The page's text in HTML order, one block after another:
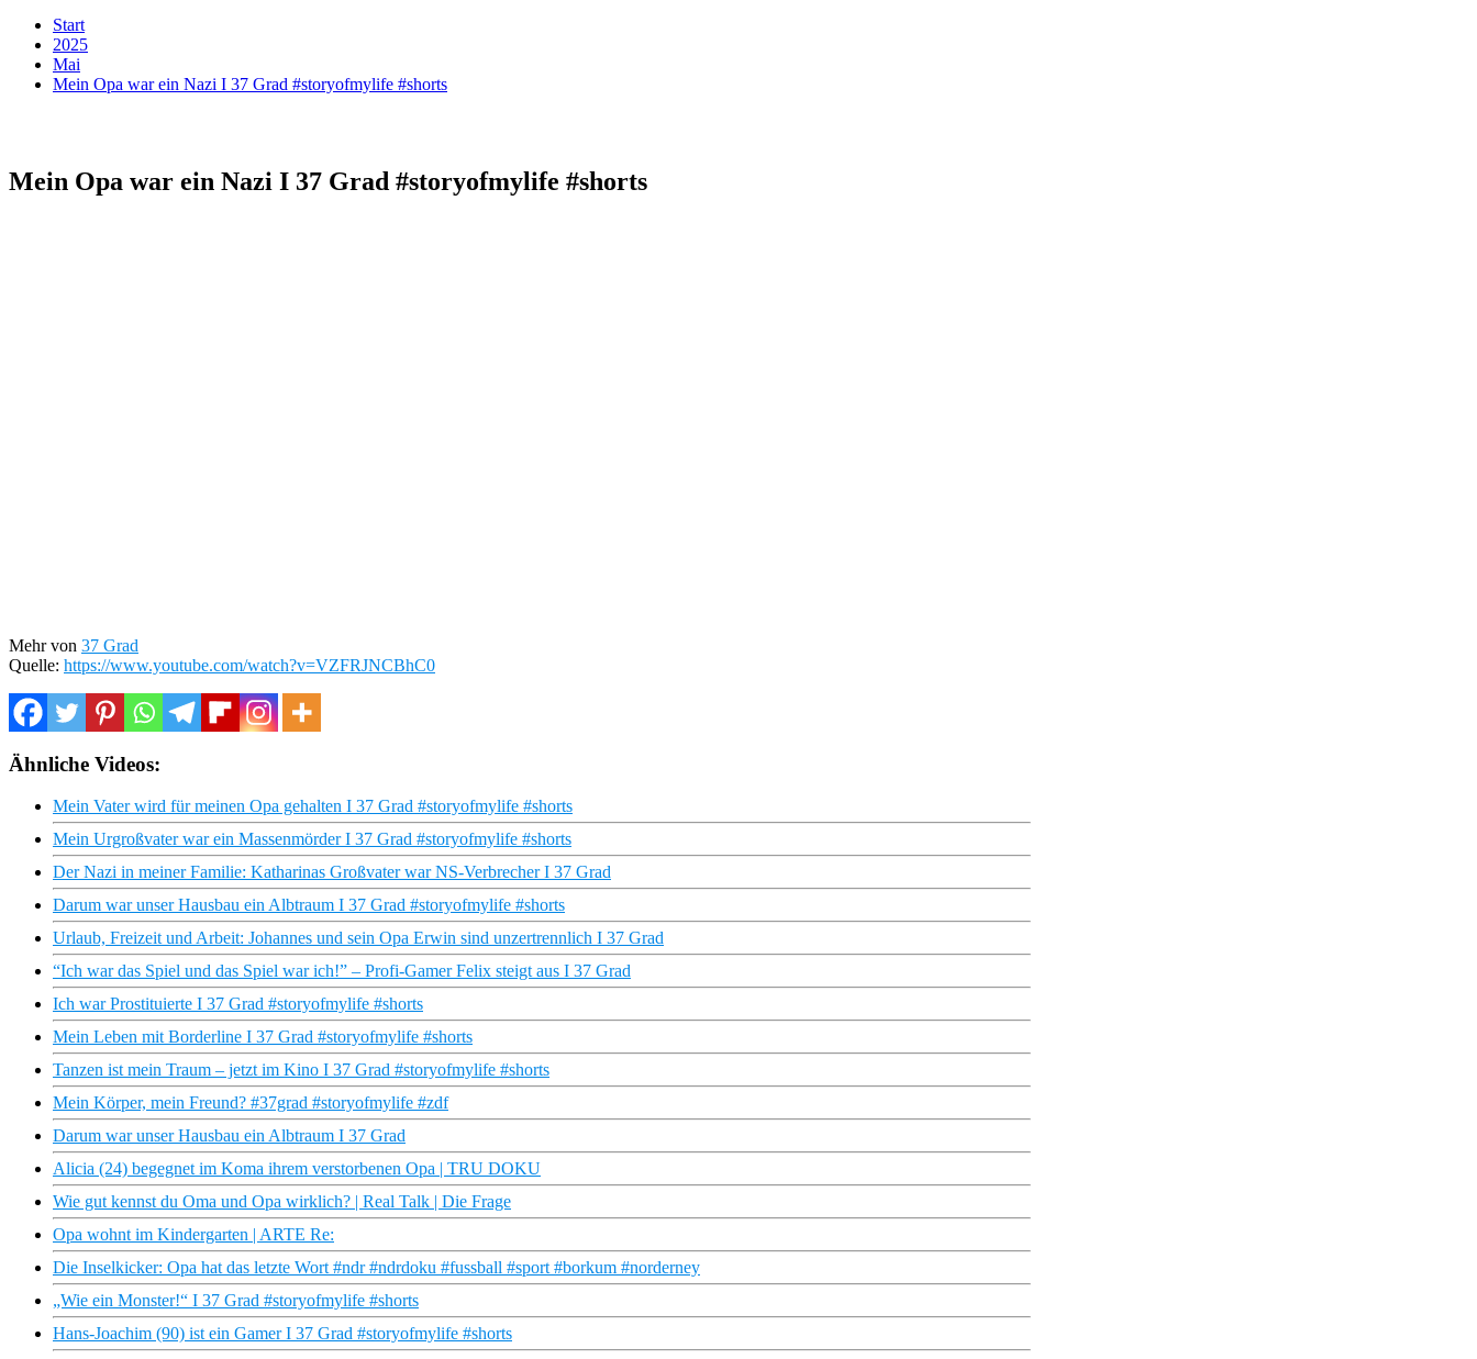
Start
2025
Mai
Mein Opa war ein Nazi I 37 Grad #storyofmylife #shorts
Mein Opa war ein Nazi I 37 Grad #storyofmylife #shorts
Mehr von 37 Grad
Quelle: https://www.youtube.com/watch?v=VZFRJNCBhC0
Ähnliche Videos:
Mein Vater wird für meinen Opa gehalten I 37 Grad #storyofmylife #shorts
Mein Urgroßvater war ein Massenmörder I 37 Grad #storyofmylife #shorts
Der Nazi in meiner Familie: Katharinas Großvater war NS-Verbrecher I 37 Grad
Darum war unser Hausbau ein Albtraum I 37 Grad #storyofmylife #shorts
Urlaub, Freizeit und Arbeit: Johannes und sein Opa Erwin sind unzertrennlich I 37 Grad
“Ich war das Spiel und das Spiel war ich!” – Profi-Gamer Felix steigt aus I 37 Grad
Ich war Prostituierte I 37 Grad #storyofmylife #shorts
Mein Leben mit Borderline I 37 Grad #storyofmylife #shorts
Tanzen ist mein Traum – jetzt im Kino I 37 Grad #storyofmylife #shorts
Mein Körper, mein Freund? #37grad #storyofmylife #zdf
Darum war unser Hausbau ein Albtraum I 37 Grad
Alicia (24) begegnet im Koma ihrem verstorbenen Opa | TRU DOKU
Wie gut kennst du Oma und Opa wirklich? | Real Talk | Die Frage
Opa wohnt im Kindergarten | ARTE Re:
Die Inselkicker: Opa hat das letzte Wort #ndr #ndrdoku #fussball #sport #borkum #norderney
„Wie ein Monster!“ I 37 Grad #storyofmylife #shorts
Hans-Joachim (90) ist ein Gamer I 37 Grad #storyofmylife #shorts